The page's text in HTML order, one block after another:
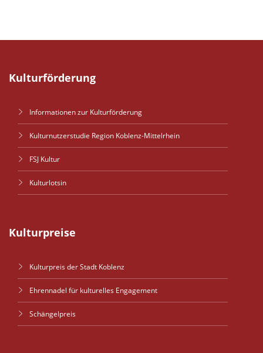
Kulturförderung
Informationen zur Kulturförderung
Kulturnutzerstudie Region Koblenz-Mittelrhein
FSJ Kultur
Kulturlotsin
Kulturpreise
Kulturpreis der Stadt Koblenz
Ehrennadel für kulturelles Engagement
Schängelpreis